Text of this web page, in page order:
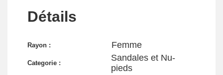
Détails
Rayon : Femme
Categorie :
Sandales et Nu-
pieds